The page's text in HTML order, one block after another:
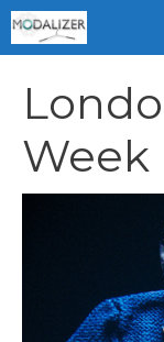
Vai
al
Week